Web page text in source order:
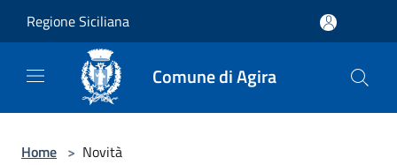
Regione Siciliana
Comune di Agira
Home > Novità